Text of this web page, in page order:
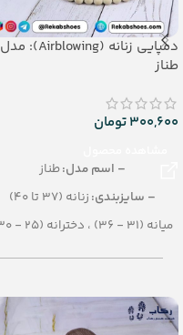
دمپایی زنانه (Airblowing): مدل
طناز
300,600تومان
– اسم مدل:طناز
– سایزبندی:زنانه (37 تا 40)
میانه (31 - 36) ، دخترانه (25 - 30)
– رنگ بندی:الوان
– جنس: